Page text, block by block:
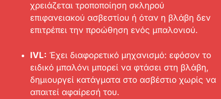
χρειάζεται τροποποίηση σκληρού
επιφανειακού ασβεστίου ή όταν η βλάβη δεν
επιτρέπει την προώθηση ενός μπαλονιού.
IVL: Έχει διαφορετικό μηχανισμό: εφόσον το
ειδικό μπαλόνι μπορεί να φτάσει στη βλάβη,
δημιουργεί κατάγματα στο ασβέστιο χωρίς να
απαιτεί αφαίρεσή του.